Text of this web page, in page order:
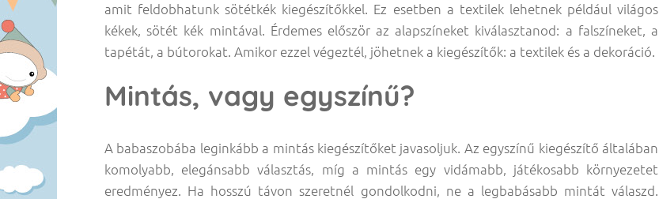
amit feldobhatunk sötétkék kiegészítőkkel. Ez esetben a textilek lehetnek például világos
kékek, sötét kék mintával. Érdemes először az alapszíneket kiválasztanod: a falszíneket, a
tapétát, a bútorokat. Amikor ezzel végeztél, jöhetnek a kiegészítők: a textilek és a dekoráció.
Mintás, vagy egyszínű?
A babaszobába leginkább a mintás kiegészítőket javasoljuk. Az egyszínű kiegészítő általában
komolyabb, elegánsabb választás, míg a mintás egy vidámabb, játékosabb környezetet
eredményez. Ha hosszú távon szeretnél gondolkodni, ne a legbabásabb mintát válaszd.